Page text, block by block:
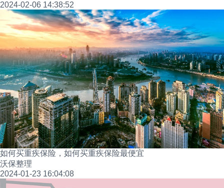
2024-02-06 14:38:52
如何买重疾保险，如何买重疾保险最便宜
沃保整理
2024-01-23 16:04:08